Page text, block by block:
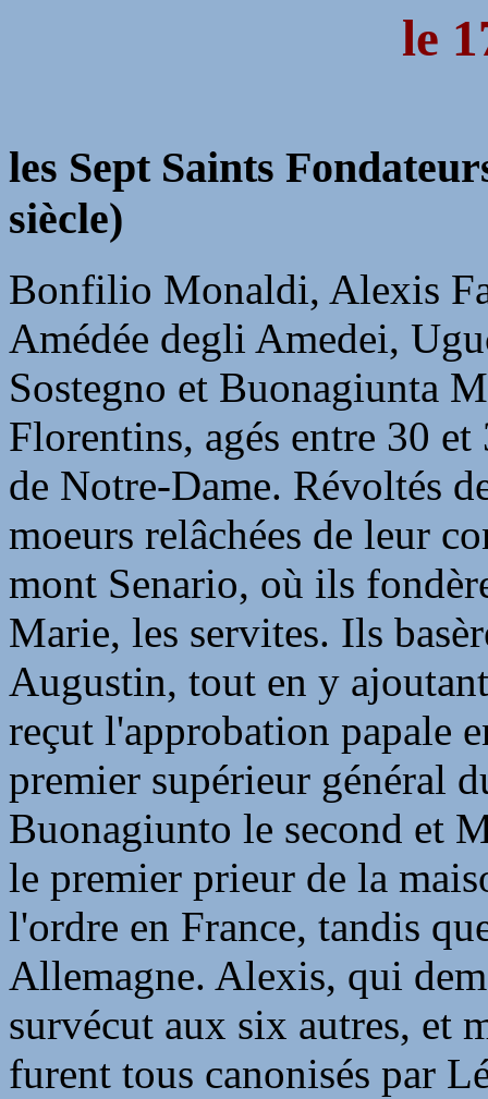
le
les Sept Saints
siècle)
Bonfilio Monaldi, Alexis
Amédée degli Amedei,
Sostegno et Buonagiunta
Florentins, agés entre 30
de Notre-Dame. Révoltés
moeurs relâchées de leur
mont Senario, où ils
Marie, les servites. Ils
Augustin, tout en y
reçut l'approbation papale
premier supérieur général
Buonagiunto le second et
le premier prieur de la
l'ordre en France, tandis
Allemagne. Alexis, qui
survécut aux six autres, et
furent tous canonisés par